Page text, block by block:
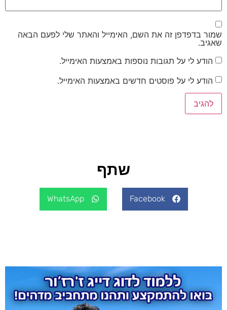
שמור בדפדפן זה את השם, האימייל והאתר שלי לפעם הבאה
שאגיב.
הודע לי על תגובות נוספות באמצעות האימייל.
הודע לי על פוסטים חדשים באמצעות האימייל.
שתף
Facebook
WhatsApp